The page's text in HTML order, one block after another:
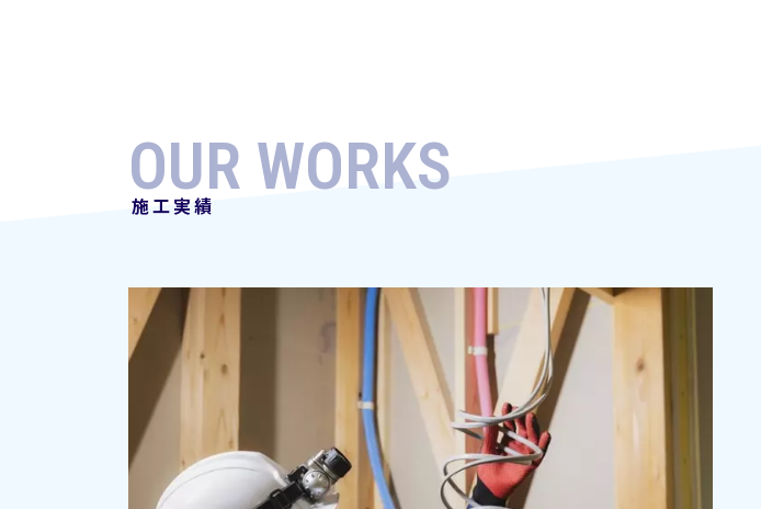
OUR WORKS
施工実績